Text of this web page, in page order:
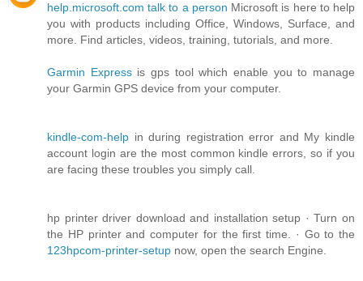
help.microsoft.com talk to a person Microsoft is here to help
you with products including Office, Windows, Surface, and
more. Find articles, videos, training, tutorials, and more.
Garmin Expressis gps tool which enable you to manage
your Garmin GPS device from your computer.
kindle-com-help in during registration error and My kindle
account login are the most common kindle errors, so if you
are facing these troubles you simply call.
hp printer driver download and installation setup · Turn on
the HP printer and computer for the first time. · Go to the
123hpcom-printer-setup now, open the search Engine.